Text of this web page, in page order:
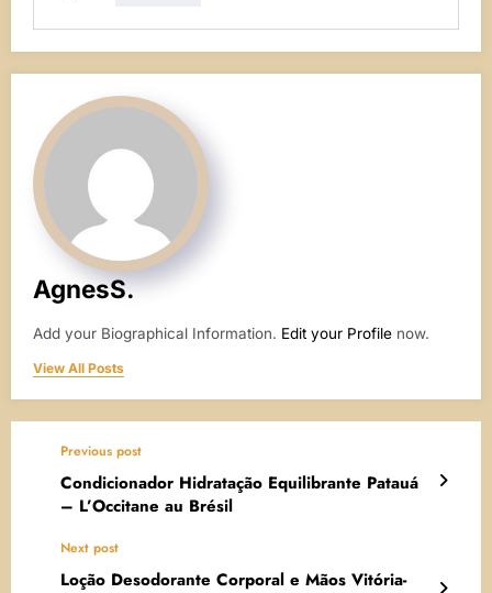
AgnesS.
Add your Biographical Information. Edit your Profile now.
View All Posts
Previous post
Condicionador Hidratação Equilibrante Patauá
– L’Occitane au Brésil
Next post
Loção Desodorante Corporal e Mãos Vitória-